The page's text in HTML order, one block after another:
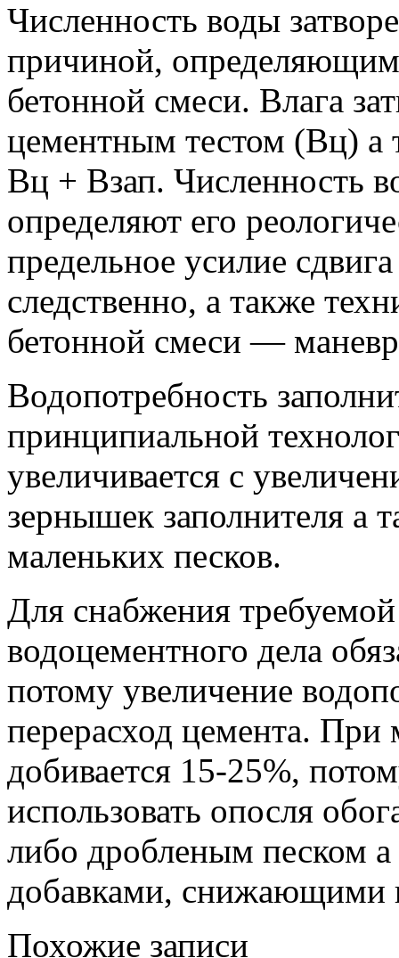
Численность воды
причиной,
бетонной смеси. Влага
цементным тестом (Вц) а
Вц + Взап. Численность
определяют его
предельное усилие
следственно, а также
бетонной смеси —
Водопотребность
принципиальной
увеличивается с
зернышек заполнителя а
маленьких песков.
Для снабжения
водоцементного дела
потому увеличение
перерасход цемента. При
добивается 15-25%,
использовать опосля
либо дробленым песком
добавками, снижающими
Похожие записи